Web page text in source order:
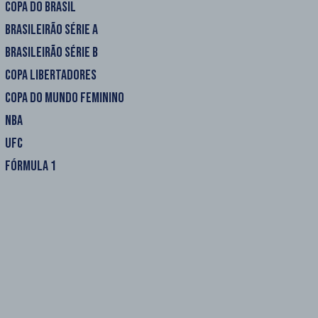
COPA DO BRASIL
BRASILEIRÃO SÉRIE A
BRASILEIRÃO SÉRIE B
COPA LIBERTADORES
COPA DO MUNDO FEMININO
NBA
UFC
FÓRMULA 1